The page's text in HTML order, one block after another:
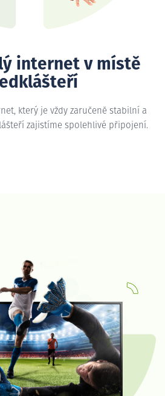
internet v místě
který je vždy zaručeně stabilní a
zajistíme spolehlivé připojení.